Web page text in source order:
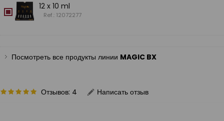
12 x 10 ml
Ref.: 12072277
Посмотреть все продукты линии MAGIC BX
Отзывов: 4 Написать отзыв